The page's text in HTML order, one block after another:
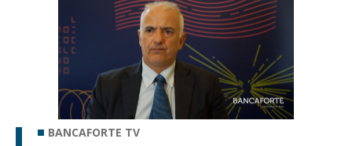
BANCAFORTE TV